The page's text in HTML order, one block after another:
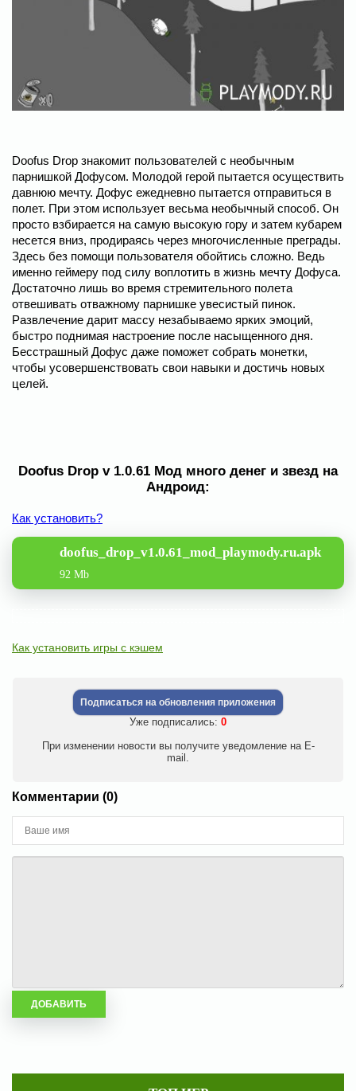
Doofus Drop знакомит пользователей с необычным
парнишкой Дофусом. Молодой герой пытается осуществить
давнюю мечту. Дофус ежедневно пытается отправиться в
полет. При этом использует весьма необычный способ. Он
просто взбирается на самую высокую гору и затем кубарем
несется вниз, продираясь через многочисленные преграды.
Здесь без помощи пользователя обойтись сложно. Ведь
именно геймеру под силу воплотить в жизнь мечту Дофуса.
Достаточно лишь во время стремительного полета
отвешивать отважному парнишке увесистый пинок.
Развлечение дарит массу незабываемо ярких эмоций,
быстро поднимая настроение после насыщенного дня.
Бесстрашный Дофус даже поможет собрать монетки,
чтобы усовершенствовать свои навыки и достичь новых
целей.
Doofus Drop v 1.0.61 Мод много денег и звезд на
Андроид:
Как установить?
doofus_drop_v1.0.61_mod_playmody.ru.apk
92 Mb
Как установить игры с кэшем
Подписаться на обновления приложения
Уже подписались: 0
При изменении новости вы получите уведомление на E-
mail.
Комментарии (0)